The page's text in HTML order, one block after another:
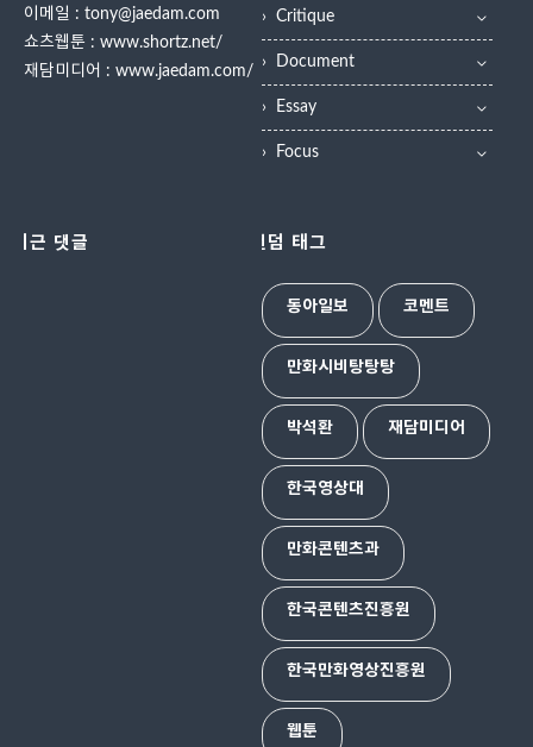
이메일 : tony@jaedam.com
쇼츠웹툰 : www.shortz.net/
재담미디어 : www.jaedam.com/
Critique
Document
Essay
Focus
최근 댓글 랜덤 태그
동아일보 코멘트
만화시비탕탕탕
박석환 재담미디어
한국영상대
만화콘텐츠과
한국콘텐츠진흥원
한국만화영상진흥원
웹툰